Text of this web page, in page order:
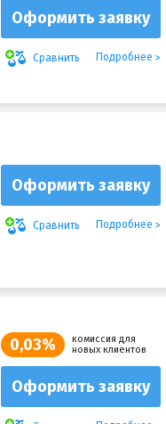
Оформить заявку
Сравнить Подробнее
Оформить заявку
Сравнить Подробнее
0,03%
комиссия для
новых клиентов
Оформить заявку